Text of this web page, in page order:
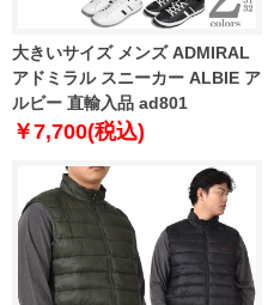
大きいサイズ メンズ ADMIRAL
アドミラル スニーカー ALBIE ア
ルビー 直輸入品 ad801
￥7,700(税込)